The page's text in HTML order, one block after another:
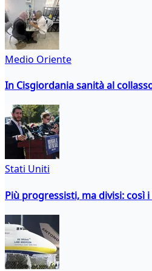
Medio Oriente
In Cisgiordania sanità al
Stati Uniti
Più progressisti, ma divisi: